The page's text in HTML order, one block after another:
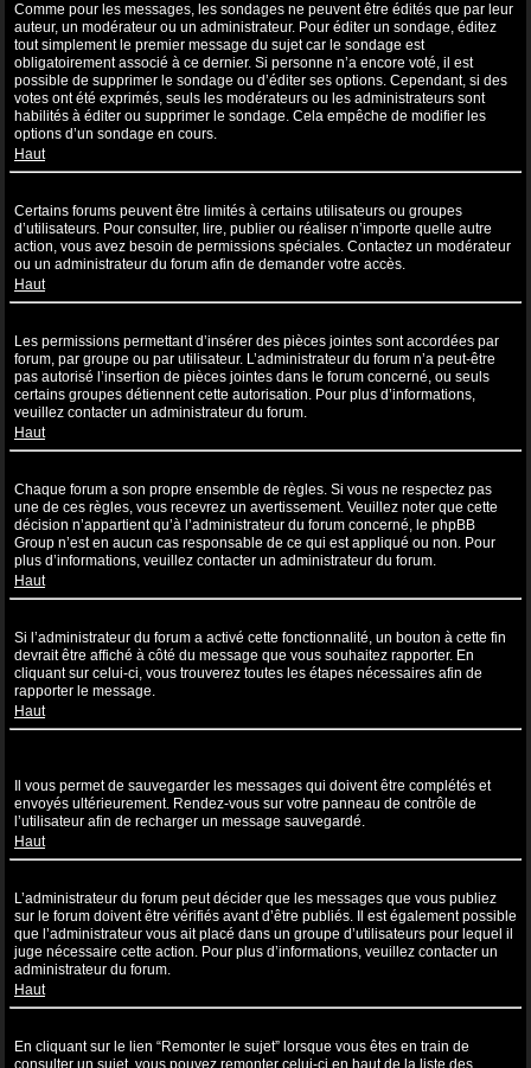
Comme pour les messages, les sondages ne peuvent être édités que par leur
auteur, un modérateur ou un administrateur. Pour éditer un sondage, éditez
tout simplement le premier message du sujet car le sondage est
obligatoirement associé à ce dernier. Si personne n’a encore voté, il est
possible de supprimer le sondage ou d’éditer ses options. Cependant, si des
votes ont été exprimés, seuls les modérateurs ou les administrateurs sont
habilités à éditer ou supprimer le sondage. Cela empêche de modifier les
options d’un sondage en cours.
Haut
Certains forums peuvent être limités à certains utilisateurs ou groupes
d’utilisateurs. Pour consulter, lire, publier ou réaliser n’importe quelle autre
action, vous avez besoin de permissions spéciales. Contactez un modérateur
ou un administrateur du forum afin de demander votre accès.
Haut
Les permissions permettant d’insérer des pièces jointes sont accordées par
forum, par groupe ou par utilisateur. L’administrateur du forum n’a peut-être
pas autorisé l’insertion de pièces jointes dans le forum concerné, ou seuls
certains groupes détiennent cette autorisation. Pour plus d’informations,
veuillez contacter un administrateur du forum.
Haut
Chaque forum a son propre ensemble de règles. Si vous ne respectez pas
une de ces règles, vous recevrez un avertissement. Veuillez noter que cette
décision n’appartient qu’à l’administrateur du forum concerné, le phpBB
Group n’est en aucun cas responsable de ce qui est appliqué ou non. Pour
plus d’informations, veuillez contacter un administrateur du forum.
Haut
Si l’administrateur du forum a activé cette fonctionnalité, un bouton à cette fin
devrait être affiché à côté du message que vous souhaitez rapporter. En
cliquant sur celui-ci, vous trouverez toutes les étapes nécessaires afin de
rapporter le message.
Haut
Il vous permet de sauvegarder les messages qui doivent être complétés et
envoyés ultérieurement. Rendez-vous sur votre panneau de contrôle de
l’utilisateur afin de recharger un message sauvegardé.
Haut
L’administrateur du forum peut décider que les messages que vous publiez
sur le forum doivent être vérifiés avant d’être publiés. Il est également possible
que l’administrateur vous ait placé dans un groupe d’utilisateurs pour lequel il
juge nécessaire cette action. Pour plus d’informations, veuillez contacter un
administrateur du forum.
Haut
En cliquant sur le lien “Remonter le sujet” lorsque vous êtes en train de
consulter un sujet, vous pouvez remonter celui-ci en haut de la liste des